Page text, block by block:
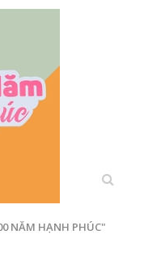
xem
NĂM HẠNH PHÚC"